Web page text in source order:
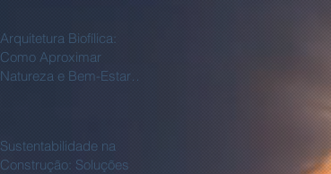
Arquitetura Biofílica:
Como Aproximar
Natureza e Bem-Estar
Sustentabilidade na
Construção: Soluções